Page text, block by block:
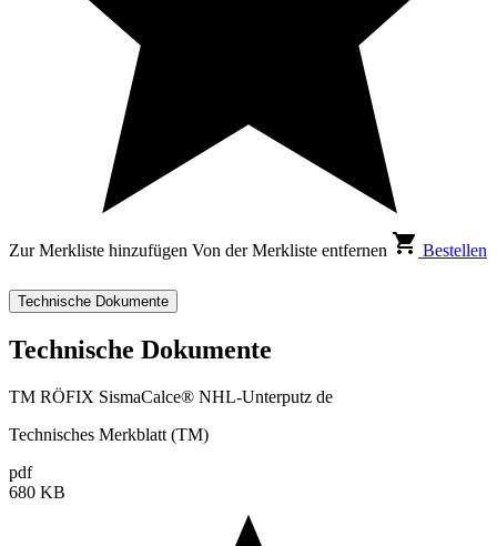
Zur Merkliste hinzufügen Von der Merkliste entfernen Bestellen
Technische Dokumente
Technische Dokumente
TM RÖFIX SismaCalce® NHL-Unterputz de
Technisches Merkblatt (TM)
pdf
680 KB